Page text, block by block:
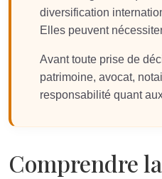
diversification
Elles peuvent
Avant toute prise de
patrimoine, avocat,
responsabilité quant
Comprendre